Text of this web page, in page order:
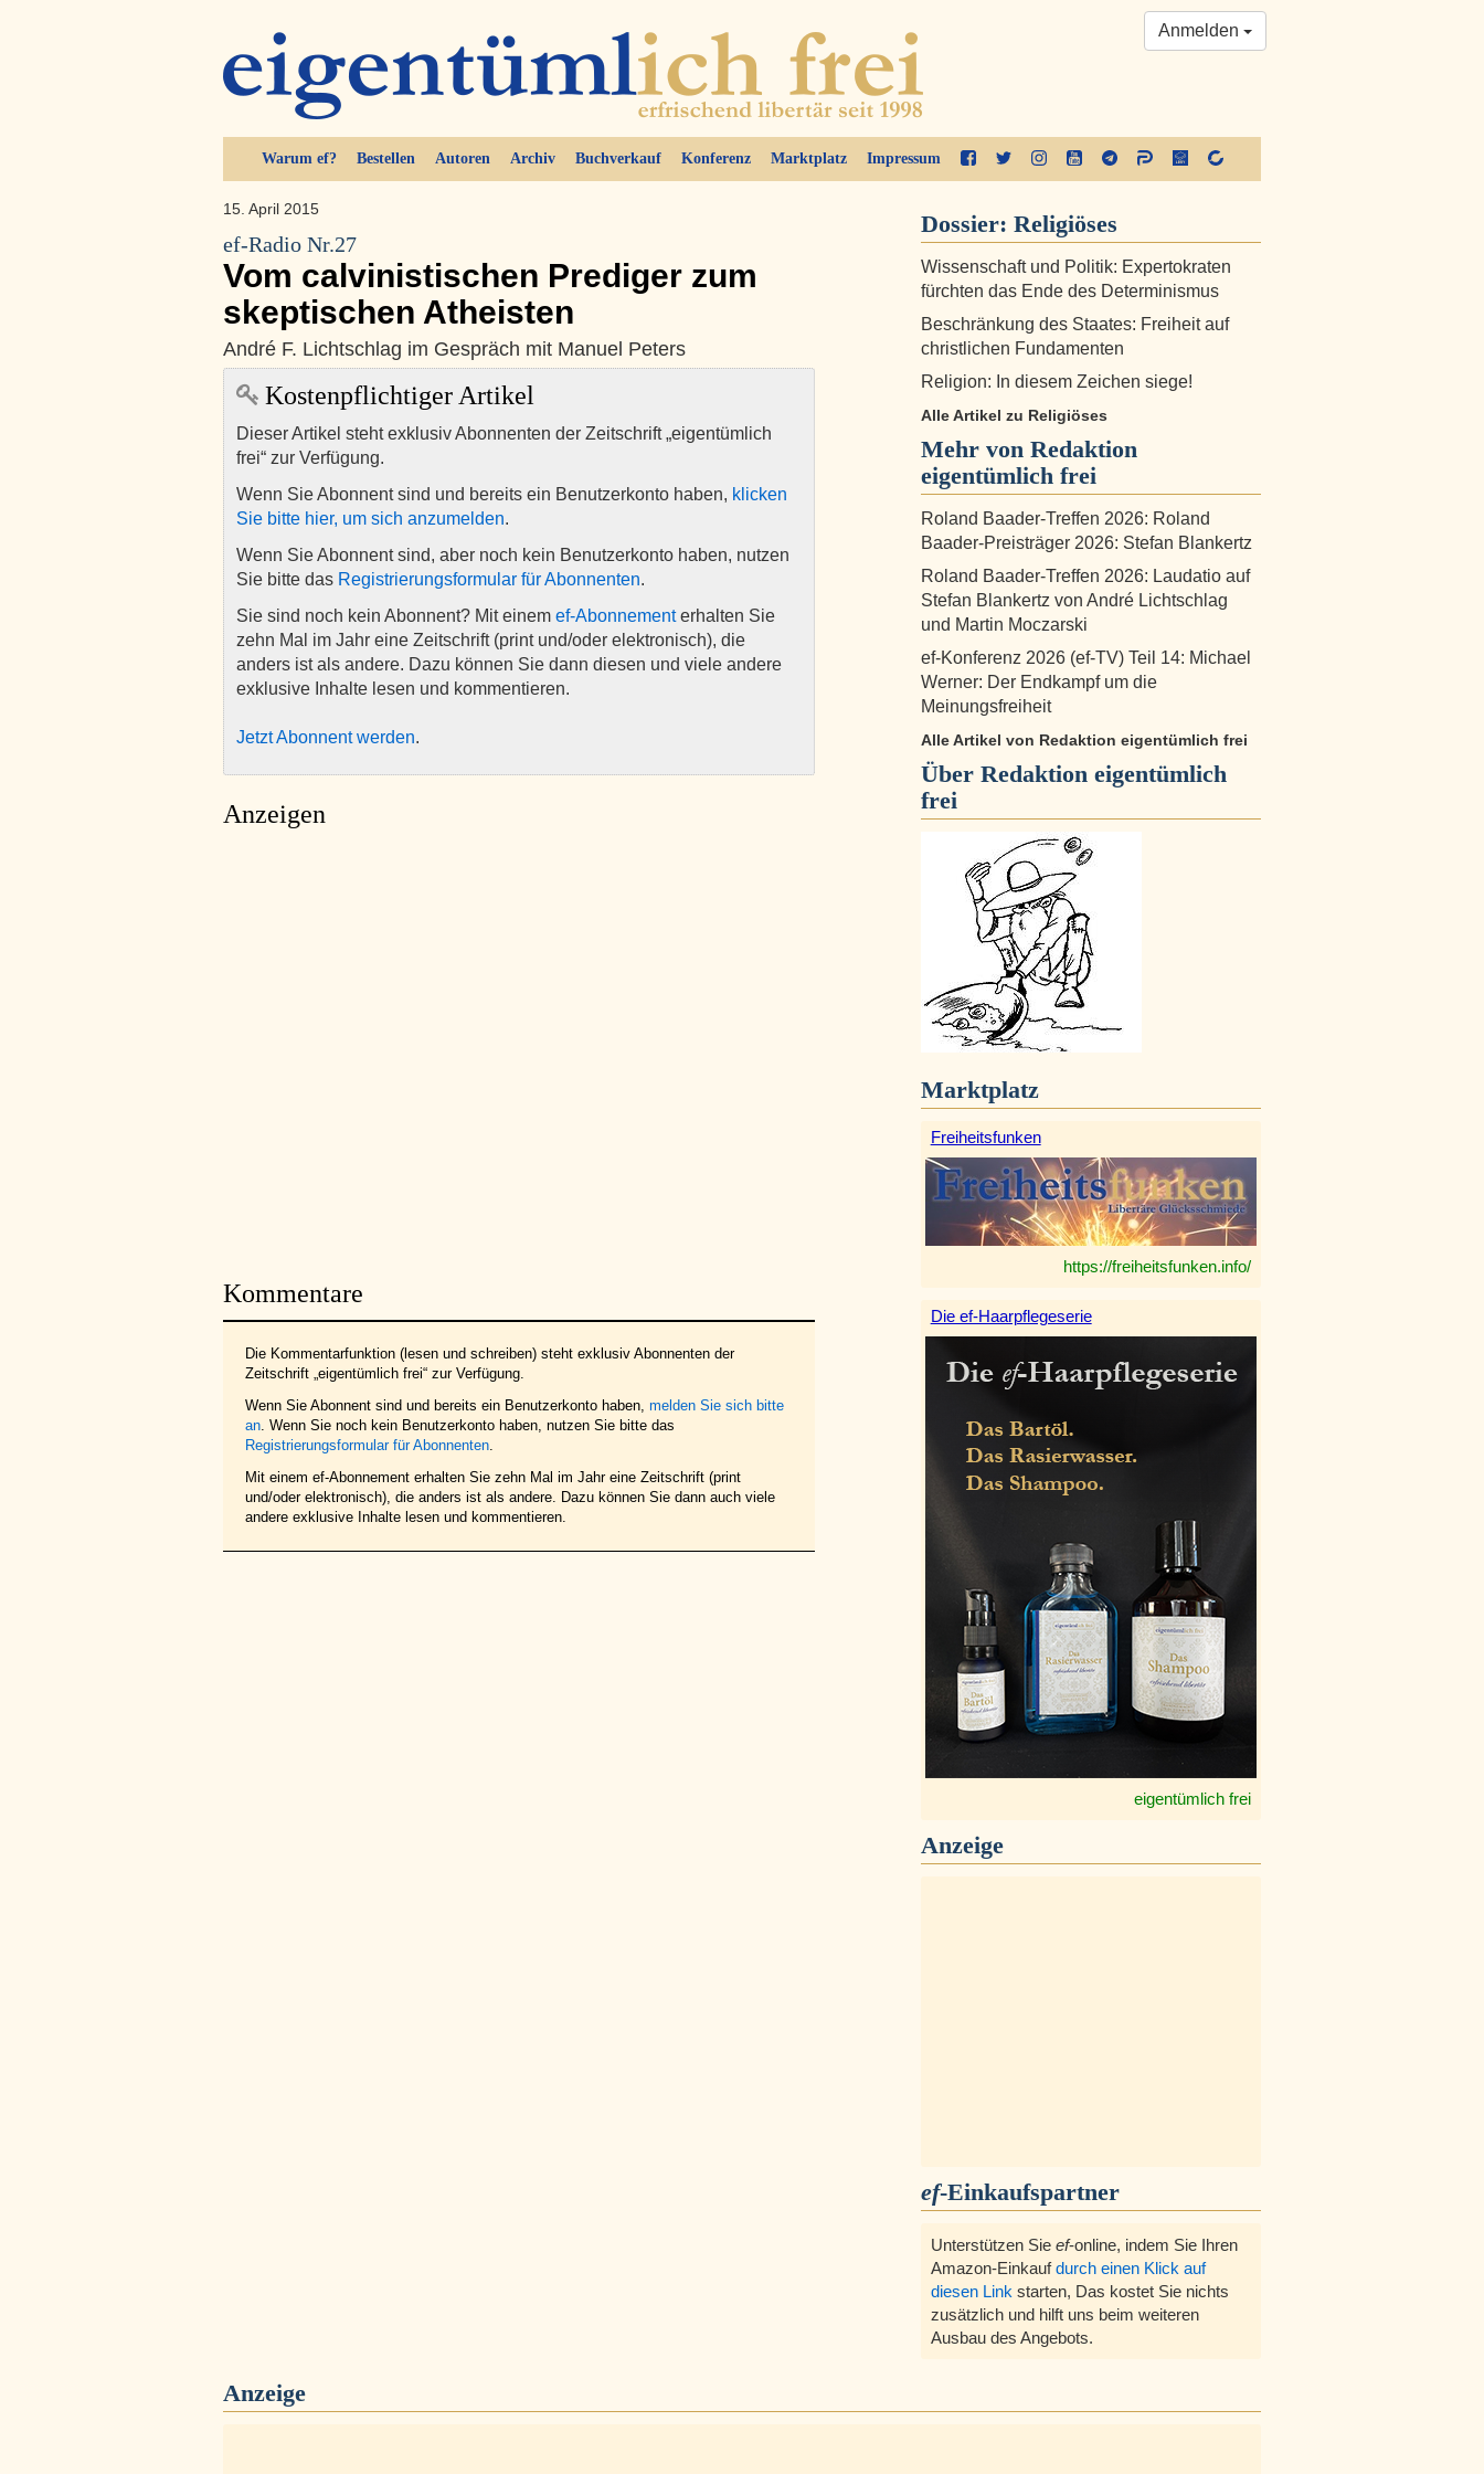
Warum ef? Bestellen Autoren Archiv Buchverkauf Konferenz Marktplatz Impressum
Anmelden
15. April 2015
ef-Radio Nr.27
Vom calvinistischen Prediger zum
skeptischen Atheisten
André F. Lichtschlag im Gespräch mit Manuel Peters
Kostenpflichtiger Artikel
Dieser Artikel steht exklusiv Abonnenten der Zeitschrift „eigentümlich
frei“ zur Verfügung.
Wenn Sie Abonnent sind und bereits ein Benutzerkonto haben, klicken
Sie bitte hier, um sich anzumelden.
Wenn Sie Abonnent sind, aber noch kein Benutzerkonto haben, nutzen
Sie bitte das Registrierungsformular für Abonnenten.
Sie sind noch kein Abonnent? Mit einem ef-Abonnementerhalten Sie
zehn Mal im Jahr eine Zeitschrift (print und/oder elektronisch), die
anders ist als andere. Dazu können Sie dann diesen und viele andere
exklusive Inhalte lesen und kommentieren.
Jetzt Abonnent werden.
Anzeigen
Kommentare
Die Kommentarfunktion (lesen und schreiben) steht exklusiv Abonnenten der
Zeitschrift „eigentümlich frei“ zur Verfügung.
Wenn Sie Abonnent sind und bereits ein Benutzerkonto haben, melden Sie sich bitte
an. Wenn Sie noch kein Benutzerkonto haben, nutzen Sie bitte das
Registrierungsformular für Abonnenten.
Mit einem ef-Abonnement erhalten Sie zehn Mal im Jahr eine Zeitschrift (print
und/oder elektronisch), die anders ist als andere. Dazu können Sie dann auch viele
andere exklusive Inhalte lesen und kommentieren.
Dossier: Religiöses
Wissenschaft und Politik: Expertokraten
fürchten das Ende des Determinismus
Beschränkung des Staates: Freiheit auf
christlichen Fundamenten
Religion: In diesem Zeichen siege!
Alle Artikel zu Religiöses
Mehr von Redaktion
eigentümlich frei
Roland Baader-Treffen 2026: Roland
Baader-Preisträger 2026: Stefan Blankertz
Roland Baader-Treffen 2026: Laudatio auf
Stefan Blankertz von André Lichtschlag
und Martin Moczarski
ef-Konferenz 2026 (ef-TV) Teil 14: Michael
Werner: Der Endkampf um die
Meinungsfreiheit
Alle Artikel von Redaktion eigentümlich frei
Über Redaktion eigentümlich
frei
Marktplatz
Freiheitsfunken
https://freiheitsfunken.info/
Die ef-Haarpflegeserie
eigentümlich frei
Anzeige
ef-Einkaufspartner
Unterstützen Sie ef-online, indem Sie Ihren
Amazon-Einkaufdurch einen Klick auf
diesen Link starten, Das kostet Sie nichts
zusätzlich und hilft uns beim weiteren
Ausbau des Angebots.
Anzeige